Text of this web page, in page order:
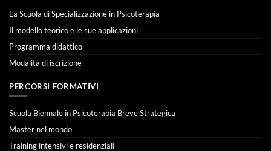
La Scuola di Specializzazione in Psicoterapia
Il modello teorico e le sue applicazioni
Programma didattico
Modalità di iscrizione
PERCORSI FORMATIVI
Scuola Biennale in Psicoterapia Breve Strategica
Master nel mondo
Training intensivi e residenziali